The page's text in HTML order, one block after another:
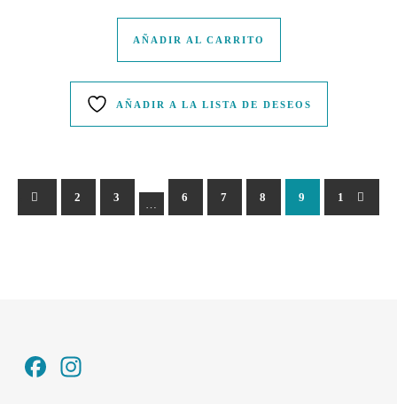
AÑADIR AL CARRITO
AÑADIR A LA LISTA DE DESEOS
1 2 3 6 7 8 9 10
Facebook